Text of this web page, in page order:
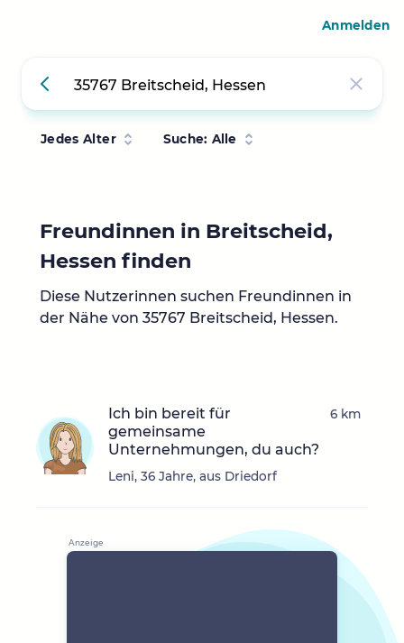
Jedes Alter Suche: Alle
Freundinnen in Breitscheid,
Hessen finden
Diese Nutzerinnen suchen Freundinnen in
der Nähe von 35767 Breitscheid, Hessen.
Ich bin bereit für
gemeinsame
Unternehmungen, du auch?
Leni, 36 Jahre, aus Driedorf
6 km
Anmelden